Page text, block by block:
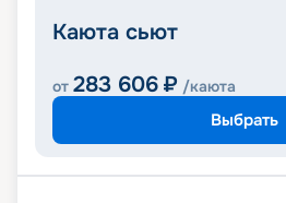
Каюта сьют
от 283 606 ₽ /каюта
Выбрать